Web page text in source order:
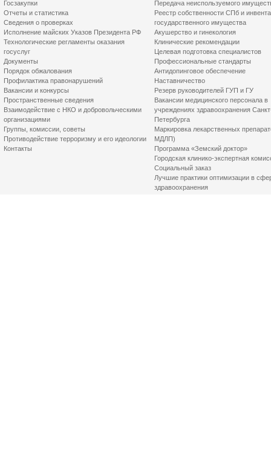
Госзакупки
Отчеты и статистика
Сведения о проверках
Исполнение майских Указов Президента РФ
Технологические регламенты оказания
госуслуг
Документы
Порядок обжалования
Профилактика правонарушений
Вакансии и конкурсы
Пространственные сведения
Взаимодействие с НКО и добровольческими
организациями
Группы, комиссии, советы
Противодействие терроризму и его идеологии
Контакты
Передача неиспользуемого
Реестр собственности СПб и
государственного имущества
Акушерство и гинекология
Клинические рекомендации
Целевая подготовка специалистов
Профессиональные стандарты
Антидопинговое обеспечение
Наставничество
Резерв руководителей ГУП и ГУ
Вакансии медицинского персонала в
учреждениях здравоохранения
Петербурга
Маркировка лекарственных
МДЛП)
Программа «Земский доктор»
Городская клинико-экспертная
Социальный заказ
Лучшие практики оптимизации в
здравоохранения